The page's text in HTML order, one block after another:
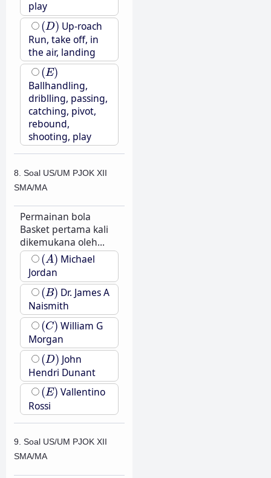
play
(D)
(D) Up-roach
Run, take off, in
the air, landing
(E)
(E)
Ballhandling,
driblling, passing,
catching, pivot,
rebound,
shooting, play
8. Soal US/UM PJOK XII
SMA/MA
Permainan bola
Basket pertama kali
dikemukana oleh...
(A)
(A) Michael
Jordan
(B)
(B) Dr. James A
Naismith
(C)
(C) William G
Morgan
(D)
(D) John
Hendri Dunant
(E)
(E) Vallentino
Rossi
9. Soal US/UM PJOK XII
SMA/MA